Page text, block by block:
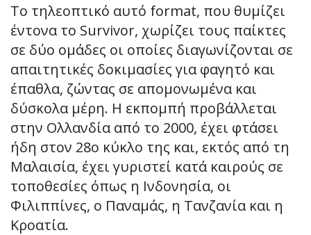
Το τηλεοπτικό αυτό format, που θυμίζει
έντονα το Survivor, χωρίζει τους παίκτες
σε δύο ομάδες οι οποίες διαγωνίζονται σε
απαιτητικές δοκιμασίες για φαγητό και
έπαθλα, ζώντας σε απομονωμένα και
δύσκολα μέρη. Η εκπομπή προβάλλεται
στην Ολλανδία από το 2000, έχει φτάσει
ήδη στον 28ο κύκλο της και, εκτός από τη
Μαλαισία, έχει γυριστεί κατά καιρούς σε
τοποθεσίες όπως η Ινδονησία, οι
Φιλιππίνες, ο Παναμάς, η Τανζανία και η
Κροατία.